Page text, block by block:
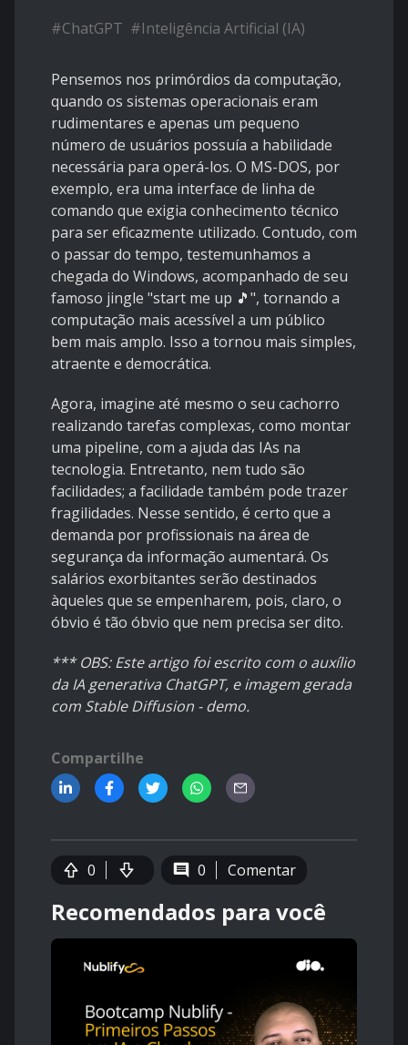
#ChatGPT #Inteligência Artificial (IA)
Pensemos nos primórdios da computação,
quando os sistemas operacionais eram
rudimentares e apenas um pequeno
número de usuários possuía a habilidade
necessária para operá-los. O MS-DOS, por
exemplo, era uma interface de linha de
comando que exigia conhecimento técnico
para ser eficazmente utilizado. Contudo, com
o passar do tempo, testemunhamos a
chegada do Windows, acompanhado de seu
famoso jingle "start me up 🎵", tornando a
computação mais acessível a um público
bem mais amplo. Isso a tornou mais simples,
atraente e democrática.
Agora, imagine até mesmo o seu cachorro
realizando tarefas complexas, como montar
uma pipeline, com a ajuda das IAs na
tecnologia. Entretanto, nem tudo são
facilidades; a facilidade também pode trazer
fragilidades. Nesse sentido, é certo que a
demanda por profissionais na área de
segurança da informação aumentará. Os
salários exorbitantes serão destinados
àqueles que se empenharem, pois, claro, o
óbvio é tão óbvio que nem precisa ser dito.
*** OBS: Este artigo foi escrito com o auxílio
da IA generativa ChatGPT, e imagem gerada
com Stable Diffusion - demo.
Compartilhe
0 0 Comentar
Recomendados para você